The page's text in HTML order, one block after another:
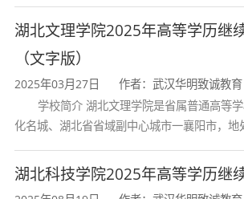
首轮“双一流”成效
湖北文理学院2025年高等学历继
（文字版）
2025年03月27日
作者：武汉华明致诚教育
学校简介 湖北文理学院是省属普通高等学校，位于全国历史文
化名城、湖北省省域副中心城市一襄阳市，地
学校、全国普通
湖北科技学院2025年高等学历继